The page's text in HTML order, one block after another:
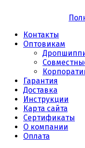
Контакты
Оптовикам
Гарантия
Доставка
Инструкции
Карта сайта
Сертификаты
О компании
Оплата